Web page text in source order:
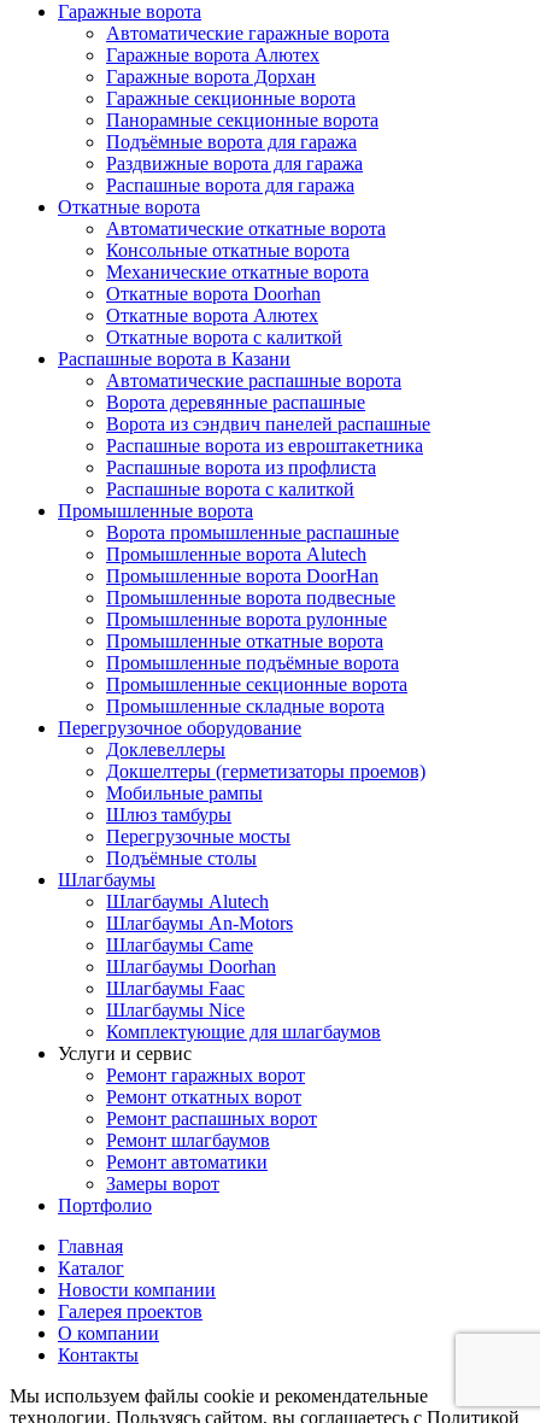
Гаражные ворота
Автоматические гаражные ворота
Гаражные ворота Алютех
Гаражные ворота Дорхан
Гаражные секционные ворота
Панорамные секционные ворота
Подъёмные ворота для гаража
Раздвижные ворота для гаража
Распашные ворота для гаража
Откатные ворота
Автоматические откатные ворота
Консольные откатные ворота
Механические откатные ворота
Откатные ворота Doorhan
Откатные ворота Алютех
Откатные ворота с калиткой
Распашные ворота в Казани
Автоматические распашные ворота
Ворота деревянные распашные
Ворота из сэндвич панелей распашные
Распашные ворота из евроштакетника
Распашные ворота из профлиста
Распашные ворота с калиткой
Промышленные ворота
Ворота промышленные распашные
Промышленные ворота Alutech
Промышленные ворота DoorHan
Промышленные ворота подвесные
Промышленные ворота рулонные
Промышленные откатные ворота
Промышленные подъёмные ворота
Промышленные секционные ворота
Промышленные складные ворота
Перегрузочное оборудование
Доклевеллеры
Докшелтеры (герметизаторы проемов)
Мобильные рампы
Шлюз тамбуры
Перегрузочные мосты
Подъёмные столы
Шлагбаумы
Шлагбаумы Alutech
Шлагбаумы An-Motors
Шлагбаумы Came
Шлагбаумы Doorhan
Шлагбаумы Faac
Шлагбаумы Nice
Комплектующие для шлагбаумов
Услуги и сервис
Ремонт гаражных ворот
Ремонт откатных ворот
Ремонт распашных ворот
Ремонт шлагбаумов
Ремонт автоматики
Замеры ворот
Портфолио
Главная
Каталог
Новости компании
Галерея проектов
О компании
Контакты
Мы используем файлы cookie и рекомендательные
технологии. Пользуясь сайтом, вы соглашаетесь с Политикой